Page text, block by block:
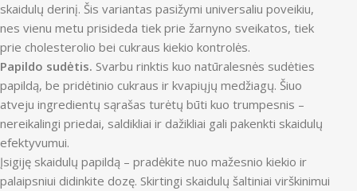
skaidulų derinį. Šis variantas pasižymi universaliu poveikiu,
nes vienu metu prisideda tiek prie žarnyno sveikatos, tiek
prie cholesterolio bei cukraus kiekio kontrolės.
Papildo sudėtis. Svarbu rinktis kuo natūralesnės sudėties
papildą, be pridėtinio cukraus ir kvapiųjų medžiagų. Šiuo
atveju ingredientų sąrašas turėtų būti kuo trumpesnis –
nereikalingi priedai, saldikliai ir dažikliai gali pakenkti skaidulų
efektyvumui.
Įsigiję skaidulų papildą – pradėkite nuo mažesnio kiekio ir
palaipsniui didinkite dozę. Skirtingi skaidulų šaltiniai virškinimui